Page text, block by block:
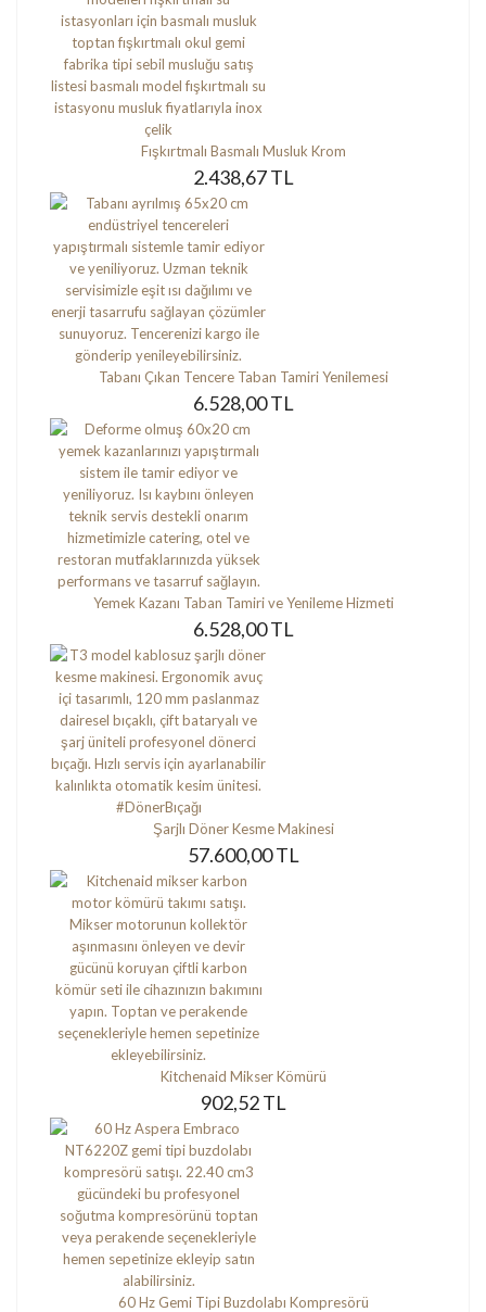
Fışkırtmalı Basmalı Musluk Krom
2.438,67 TL
Tabanı Çıkan Tencere Taban Tamiri Yenilemesi
6.528,00 TL
Yemek Kazanı Taban Tamiri ve Yenileme Hizmeti
6.528,00 TL
Şarjlı Döner Kesme Makinesi
57.600,00 TL
Kitchenaid Mikser Kömürü
902,52 TL
60 Hz Gemi Tipi Buzdolabı Kompresörü